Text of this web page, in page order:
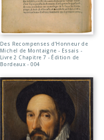
Des Recompenses d’Honneur de
Michel de Montaigne - Essais -
Livre 2 Chapitre 7 - Édition de
Bordeaux - 004